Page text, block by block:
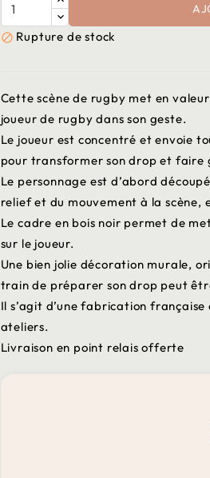
 Rupture de stock
Cette scène de rugby met en
joueur de rugby dans son geste.
Le joueur est concentré et envoie
pour transformer son drop et faire
Le personnage est d’abord
relief et du mouvement à la scène,
Le cadre en bois noir permet de
sur le joueur.
Une bien jolie décoration murale,
train de préparer son drop peut
Il s’agit d’une fabrication
ateliers.
Livraison en point relais offerte